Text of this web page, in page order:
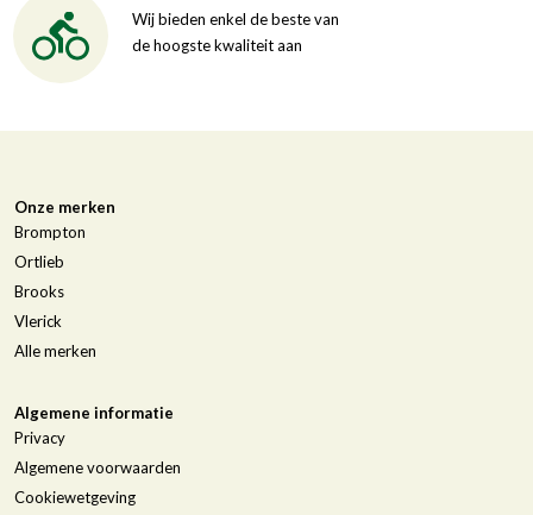
Wij bieden enkel de beste van
de hoogste kwaliteit aan
Onze merken
Brompton
Ortlieb
Brooks
Vlerick
Alle merken
Algemene informatie
Privacy
Algemene voorwaarden
Cookiewetgeving